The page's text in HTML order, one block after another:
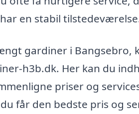
en stabil
gardiner i Bangsebro,
h3b.dk. Her kan du
priser og
får den bedste pris og